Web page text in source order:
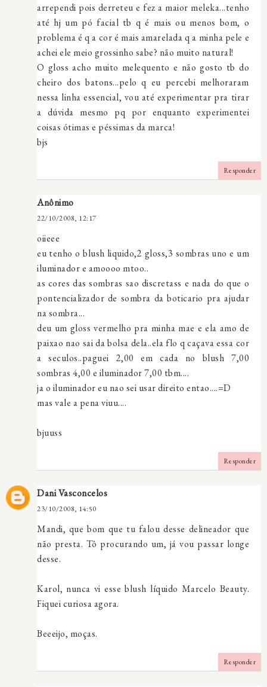
arrependi pois derreteu e fez a maior meleka...tenho
até hj um pó facial tb q é mais ou menos bom, o
problema é q a cor é mais amarelada q a minha pele e
achei ele meio grossinho sabe? não muito natural!
O gloss acho muito melequento e não gosto tb do
cheiro dos batons...pelo q eu percebi melhoraram
nessa linha essencial, vou até experimentar pra tirar
a dúvida mesmo pq por enquanto experimentei
coisas ótimas e péssimas da marca!
bjs
Responder
Anônimo
22/10/2008, 12:17
oiieee
eu tenho o blush liquido,2 gloss,3 sombras uno e um
iluminador e amoooo mtoo..
as cores das sombras sao discretass e nada do que o
pontencializador de sombra da boticario pra ajudar
na sombra...
deu um gloss vermelho pra minha mae e ela amo de
paixao nao sai da bolsa dela..ela flo q caçava essa cor
a seculos..paguei 2,00 em cada no blush 7,00
sombras 4,00 e iluminador 7,00 tbm....
ja o iluminador eu nao sei usar direito entao....=D
mas vale a pena viuu....
bjuuss
Responder
Dani Vasconcelos
23/10/2008, 14:50
Mandi, que bom que tu falou desse delineador que
não presta. Tô procurando um, já vou passar longe
desse.
Karol, nunca vi esse blush líquido Marcelo Beauty.
Fiquei curiosa agora.
Beeeijo, moças.
Responder